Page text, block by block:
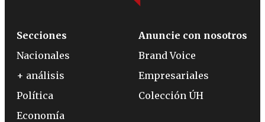
Secciones
Nacionales
+ análisis
Política
Economía
Anuncie con nosotros
Brand Voice
Empresariales
Colección ÚH